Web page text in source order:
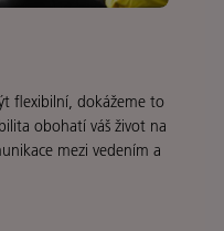
flexibilní, dokážeme to
obohatí váš život na
mezi vedením a